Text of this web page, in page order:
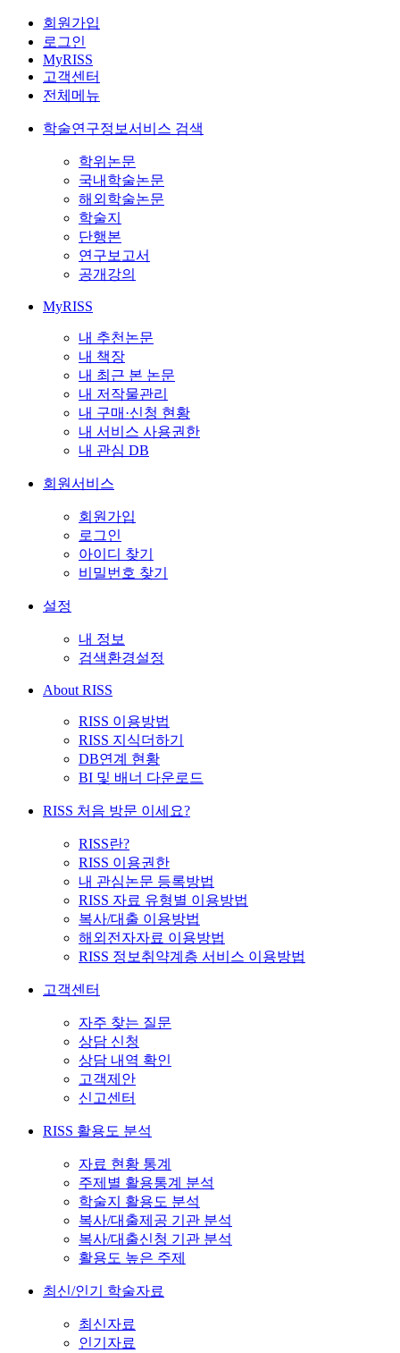
회원가입
로그인
MyRISS
고객센터
전체메뉴
학술연구정보서비스 검색
학위논문
국내학술논문
해외학술논문
학술지
단행본
연구보고서
공개강의
MyRISS
내 추천논문
내 책장
내 최근 본 논문
내 저작물관리
내 구매·신청 현황
내 서비스 사용권한
내 관심 DB
회원서비스
회원가입
로그인
아이디 찾기
비밀번호 찾기
설정
내 정보
검색환경설정
About RISS
RISS 이용방법
RISS 지식더하기
DB연계 현황
BI 및 배너 다운로드
RISS 처음 방문 이세요?
RISS란?
RISS 이용권한
내 관심논문 등록방법
RISS 자료 유형별 이용방법
복사/대출 이용방법
해외전자자료 이용방법
RISS 정보취약계층 서비스 이용방법
고객센터
자주 찾는 질문
상담 신청
상담 내역 확인
고객제안
신고센터
RISS 활용도 분석
자료 현황 통계
주제별 활용통계 분석
학술지 활용도 분석
복사/대출제공 기관 분석
복사/대출신청 기관 분석
활용도 높은 주제
최신/인기 학술자료
최신자료
인기자료